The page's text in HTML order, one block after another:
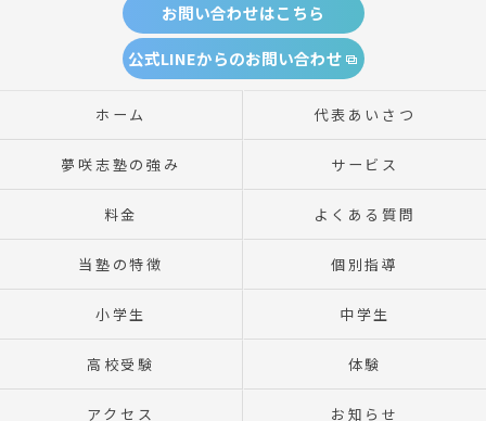
お問い合わせはこちら
公式LINEからのお問い合わせ
ホーム 代表あいさつ
夢咲志塾の強み サービス
料金 よくある質問
当塾の特徴 個別指導
小学生 中学生
高校受験 体験
アクセス お知らせ